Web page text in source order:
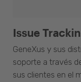
Issue
GeneXus y sus
soporte a través
sus clientes en el